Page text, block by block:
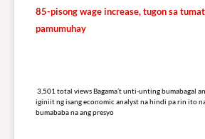
85-pisong wage increase, tugon sa
pamumuhay
3,501 total views Bagama’t unti-unting bumabagal
iginiit ng isang economic analyst na hindi pa rin ito
bumababa na ang presyo